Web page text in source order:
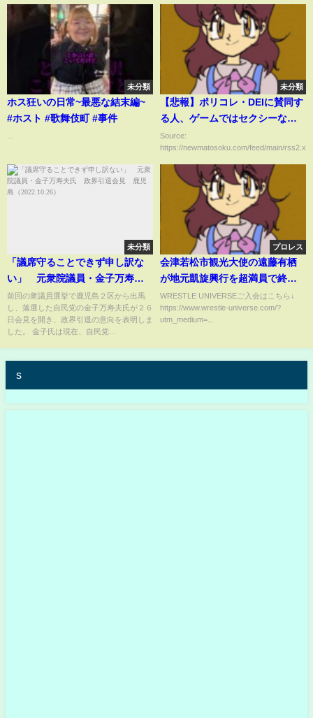
未分類
ホス狂いの日常~最悪な結末編~
#ホスト #歌舞伎町 #事件
未分類
【悲報】ポリコレ・DEIに賛同す
る人、ゲームではセクシーなキ
ャラクターを選ぶ傾向があると
判明ｗｗｗｗｗｗｗｗｗｗｗ
Source:
https://newmatosoku.com/feed/main/
未分類
「議席守ることできず申し訳な
い」 元衆院議員・金子万寿夫
氏 政界引退会見 鹿児島
（2022.10.26）
前回の衆議員選挙で鹿児島２区から出馬
し、落選した自民党の金子万寿夫氏が２６
日会見を開き、政界引退の意向を表明しま
した。 金子氏は現在、自民党...
プロレス
会津若松市観光大使の遠藤有栖
が地元凱旋興行を超満員で終え
て涙！更なる夢の実現を誓う。
WRESTLE UNIVERSEご入会はこちら↓
https://www.wrestle-universe.com/?
utm_medium=...
s